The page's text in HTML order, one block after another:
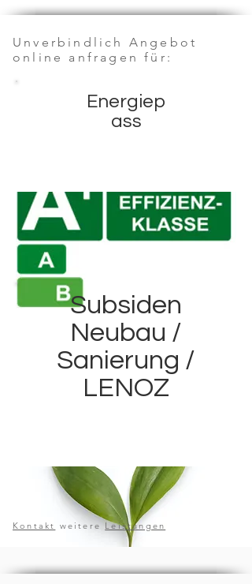
Unverbindlich Angebot
online anfragen für:
Energiep
ass
Subsiden
Neubau /
Sanierung /
LENOZ
Kontakt weitereLeistungen